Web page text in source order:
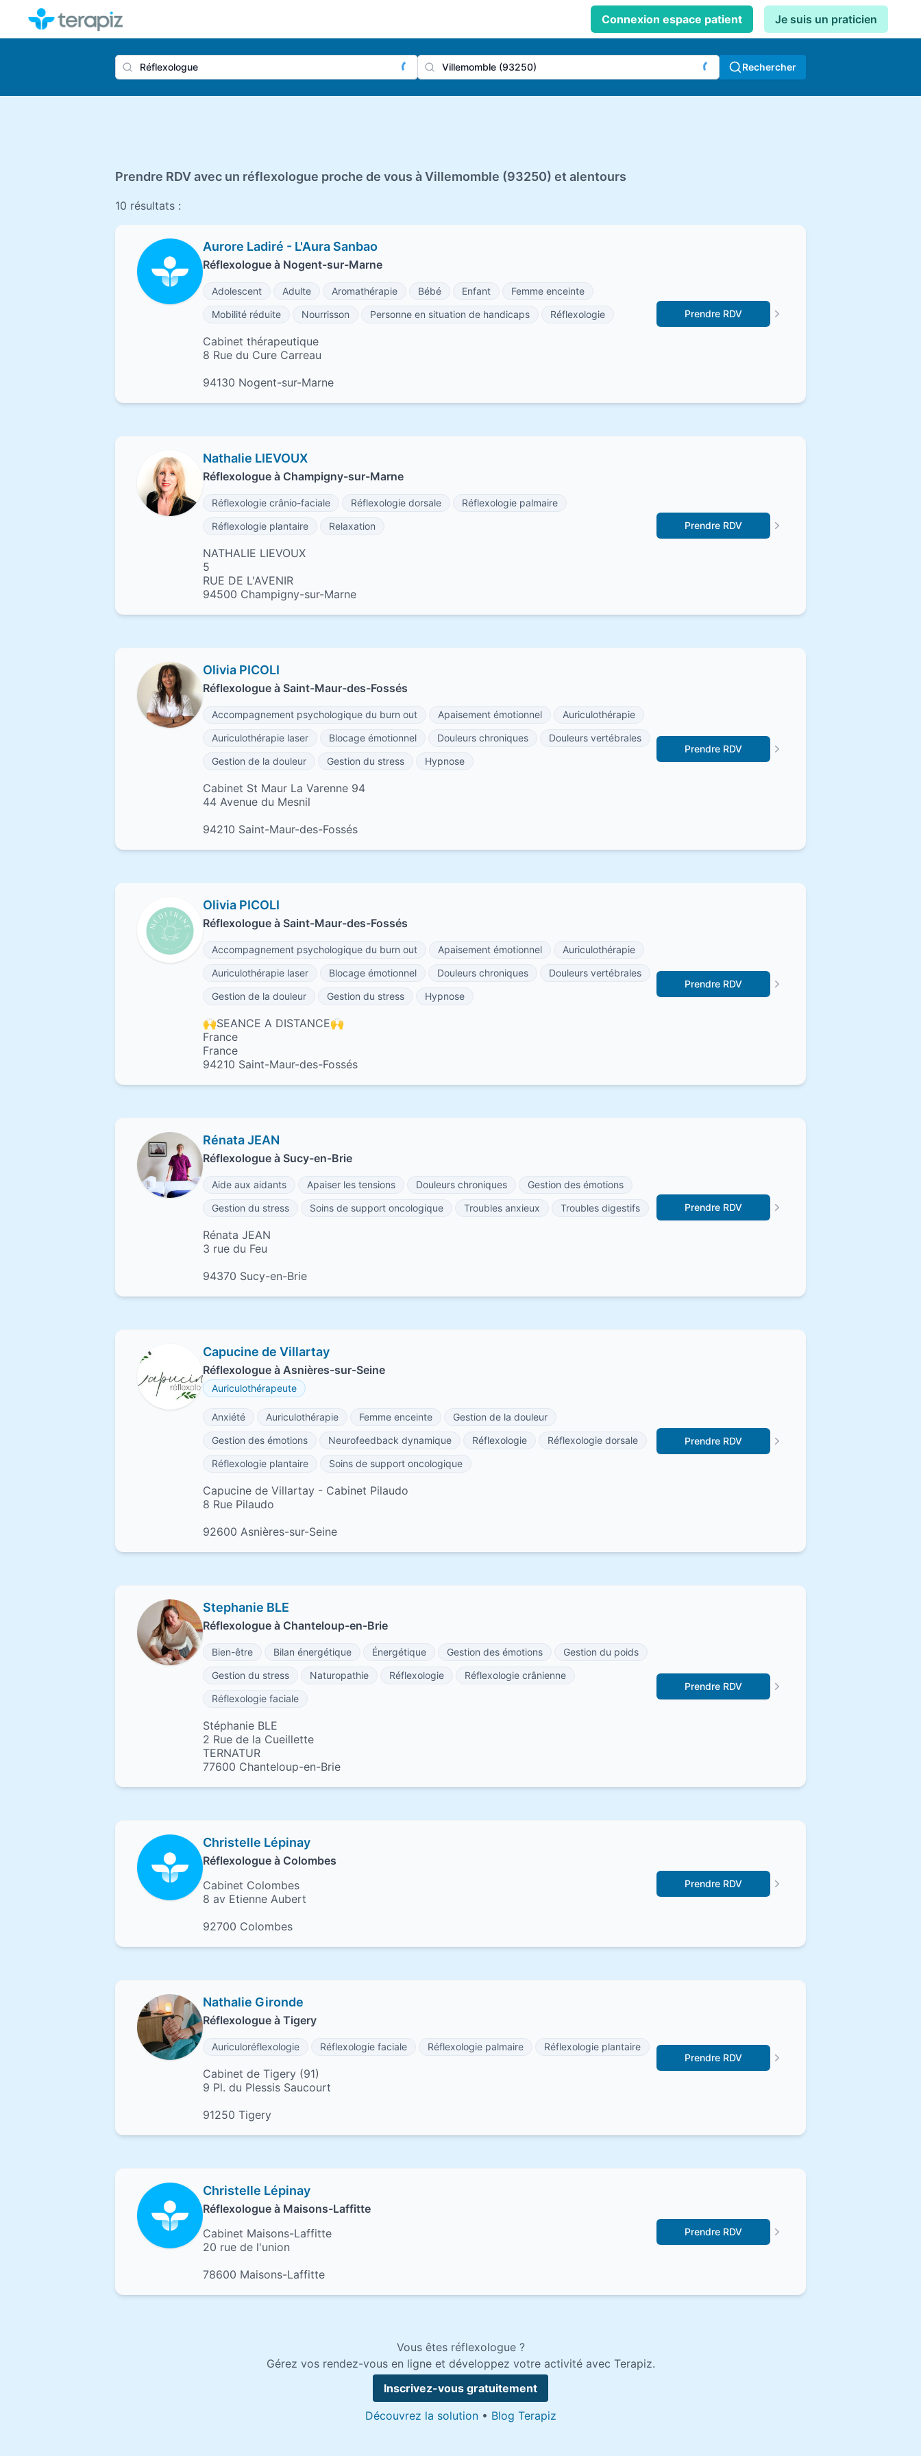
Connexion espace patient Je suis un praticien
Nom du praticien, profession Rechercher
Prendre RDV avec un réflexologue proche de vous à Villemomble (93250) et alentours
10 résultats :
Aurore Ladiré - L'Aura Sanbao
Réflexologue à Nogent-sur-Marne
Adolescent Adulte Aromathérapie Bébé Enfant
Femme enceinte
Mobilité réduite
Nourrisson Personne en situation de handicaps Réflexologie
Cabinet thérapeutique
8 Rue du Cure Carreau
94130 Nogent-sur-Marne
Prendre RDV
Nathalie LIEVOUX
Réflexologue à Champigny-sur-Marne
Réflexologie crânio-faciale Réflexologie dorsale
Réflexologie palmaire
Réflexologie plantaire
Relaxation
NATHALIE LIEVOUX
5
RUE DE L'AVENIR
94500 Champigny-sur-Marne
Prendre RDV
Olivia PICOLI
Réflexologue à Saint-Maur-des-Fossés
Accompagnement psychologique du burn out Apaisement émotionnel
Auriculothérapie
Auriculothérapie laser
Blocage émotionnel Douleurs chroniques
Douleurs vertébrales
Gestion de la douleur
Gestion du stress Hypnose
Cabinet St Maur La Varenne 94
44 Avenue du Mesnil
94210 Saint-Maur-des-Fossés
Prendre RDV
Olivia PICOLI
Réflexologue à Saint-Maur-des-Fossés
Accompagnement psychologique du burn out Apaisement émotionnel
Auriculothérapie
Auriculothérapie laser
Blocage émotionnel Douleurs chroniques
Douleurs vertébrales
Gestion de la douleur
Gestion du stress Hypnose
🙌SEANCE A DISTANCE🙌
France
France
94210 Saint-Maur-des-Fossés
Prendre RDV
Rénata JEAN
Réflexologue à Sucy-en-Brie
Aide aux aidants Apaiser les tensions Douleurs chroniques
Gestion des émotions
Gestion du stress
Soins de support oncologique Troubles anxieux Troubles digestifs
Rénata JEAN
3 rue du Feu
94370 Sucy-en-Brie
Prendre RDV
Capucine de Villartay
Réflexologue à Asnières-sur-Seine
Auriculothérapeute
Anxiété Auriculothérapie Femme enceinte
Gestion de la douleur
Gestion des émotions
Neurofeedback dynamique Réflexologie
Réflexologie dorsale
Réflexologie plantaire
Soins de support oncologique
Capucine de Villartay - Cabinet Pilaudo
8 Rue Pilaudo
92600 Asnières-sur-Seine
Prendre RDV
Stephanie BLE
Réflexologue à Chanteloup-en-Brie
Bien-être Bilan énergétique Énergétique Gestion des émotions
Gestion du poids
Gestion du stress
Naturopathie Réflexologie
Réflexologie crânienne
Réflexologie faciale
Stéphanie BLE
2 Rue de la Cueillette
TERNATUR
77600 Chanteloup-en-Brie
Prendre RDV
Christelle Lépinay
Réflexologue à Colombes
Cabinet Colombes
8 av Etienne Aubert
92700 Colombes
Prendre RDV
Nathalie Gironde
Réflexologue à Tigery
Auriculoréflexologie Réflexologie faciale Réflexologie palmaire Réflexologie plantaire
Cabinet de Tigery (91)
9 Pl. du Plessis Saucourt
91250 Tigery
Prendre RDV
Christelle Lépinay
Réflexologue à Maisons-Laffitte
Cabinet Maisons-Laffitte
20 rue de l'union
78600 Maisons-Laffitte
Prendre RDV
Vous êtes réflexologue ?
Gérez vos rendez-vous en ligne et développez votre activité avec Terapiz.
Inscrivez-vous gratuitement
Découvrez la solution• Blog Terapiz